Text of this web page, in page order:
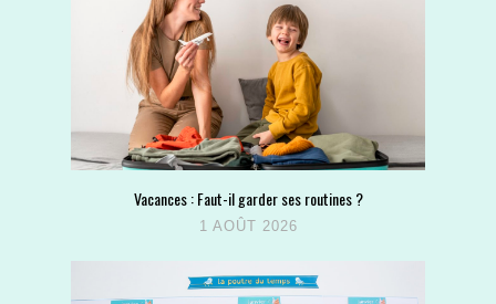
Vacances : Faut-il garder ses routines ?
1 AOÛT 2026